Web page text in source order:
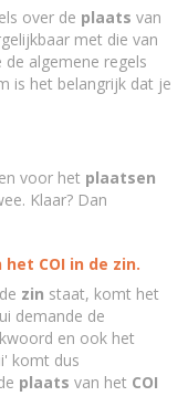
over de plaats van
met die van
algemene regels
is het belangrijk dat je
voor het plaatsen
Klaar? Dan
COI in de zin.
zin staat, komt het
demande de
en ook het
komt dus
plaats van het COI